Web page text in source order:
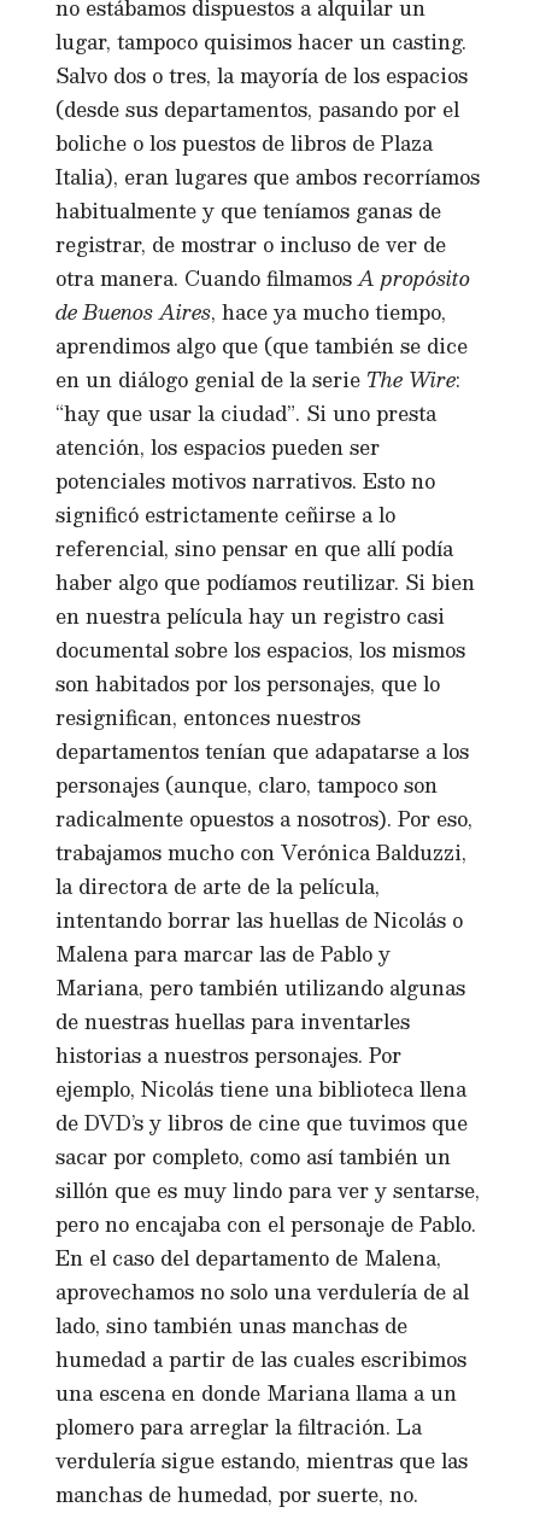
no estábamos dispuestos a alquilar un
lugar, tampoco quisimos hacer un casting.
Salvo dos o tres, la mayoría de los espacios
(desde sus departamentos, pasando por el
boliche o los puestos de libros de Plaza
Italia), eran lugares que ambos recorríamos
habitualmente y que teníamos ganas de
registrar, de mostrar o incluso de ver de
otra manera. Cuando filmamosA propósito
de Buenos Aires, hace ya mucho tiempo,
aprendimos algo que (que también se dice
en un diálogo genial de la serie The Wire:
“hay que usar la ciudad”. Si uno presta
atención, los espacios pueden ser
potenciales motivos narrativos. Esto no
significó estrictamente ceñirse a lo
referencial, sino pensar en que allí podía
haber algo que podíamos reutilizar. Si bien
en nuestra película hay un registro casi
documental sobre los espacios, los mismos
son habitados por los personajes, que lo
resignifican, entonces nuestros
departamentos tenían que adapatarse a los
personajes (aunque, claro, tampoco son
radicalmente opuestos a nosotros). Por eso,
trabajamos mucho con Verónica Balduzzi,
la directora de arte de la película,
intentando borrar las huellas de Nicolás o
Malena para marcar las de Pablo y
Mariana, pero también utilizando algunas
de nuestras huellas para inventarles
historias a nuestros personajes. Por
ejemplo, Nicolás tiene una biblioteca llena
de DVD’s y libros de cine que tuvimos que
sacar por completo, como así también un
sillón que es muy lindo para ver y sentarse,
pero no encajaba con el personaje de Pablo.
En el caso del departamento de Malena,
aprovechamos no solo una verdulería de al
lado, sino también unas manchas de
humedad a partir de las cuales escribimos
una escena en donde Mariana llama a un
plomero para arreglar la filtración. La
verdulería sigue estando, mientras que las
manchas de humedad, por suerte, no.